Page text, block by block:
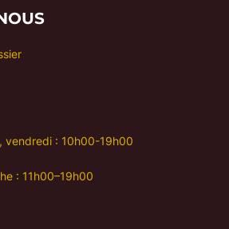
vendredi : 10h00-19h00
: 11h00–19h00